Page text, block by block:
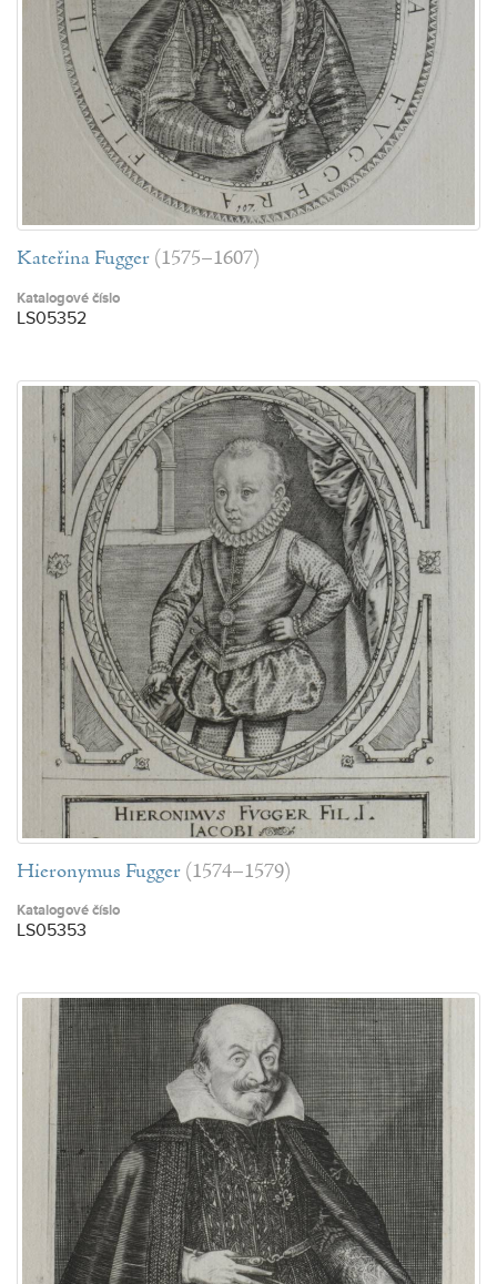
Kateřina Fugger (1575–1607)
Katalogové číslo
LS05352
Hieronymus Fugger (1574–1579)
Katalogové číslo
LS05353